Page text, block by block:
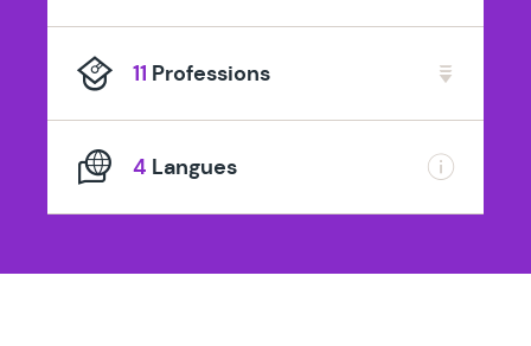
11 Professions
4 Langues